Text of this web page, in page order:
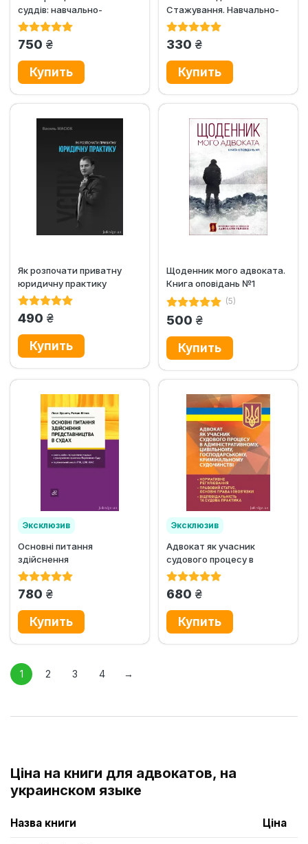
суддів: навчально-
практичний посібник
750 грн.
Стажування. Навчально-
практичний посібник
330 грн.
Як розпочати приватну
юридичну практику
490 грн.
Щоденник мого адвоката.
Книга оповідань №1
(5)
500 грн.
Эксклюзив
Основні питання
здійснення
представництва в судах
780 грн.
Эксклюзив
Адвокат як учасник
судового процесу в
адміністративному,
680 грн.
1 2 3 4 →
Ціна на книги для адвокатов, на
украинском языке
Назва книги Ціна